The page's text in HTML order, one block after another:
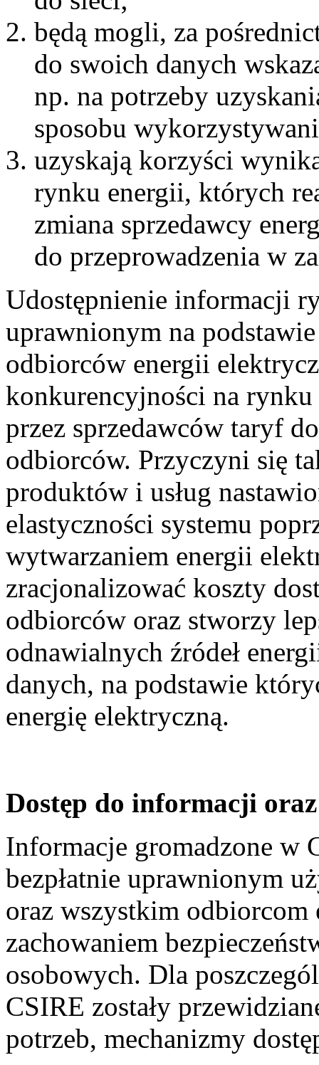
będą mogli, za
do swoich danych
np. na potrzeby
sposobu
uzyskają korzyści
rynku energii, których
zmiana sprzedawcy
do przeprowadzenia w
Udostępnienie informacji
uprawnionym na
odbiorców energii
konkurencyjności na
przez sprzedawców taryf
odbiorców. Przyczyni się
produktów i usług
elastyczności systemu
wytwarzaniem energii
zracjonalizować koszty
odbiorców oraz stworzy
odnawialnych źródeł
danych, na podstawie
energię elektryczną.
Dostęp do informacji
Informacje gromadzone w
bezpłatnie uprawnionym
oraz wszystkim
zachowaniem
osobowych. Dla
CSIRE zostały
potrzeb, mechanizmy